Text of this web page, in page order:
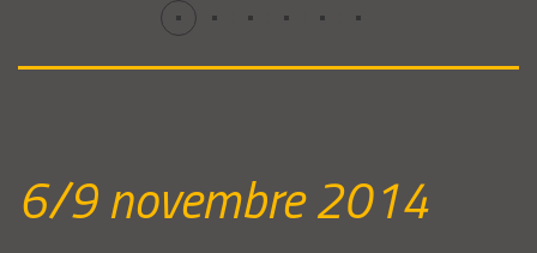
6/9 novembre 2014